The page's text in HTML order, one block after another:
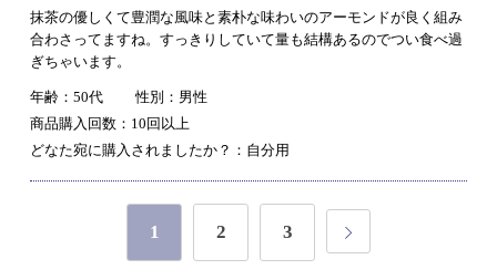
抹茶の優しくて豊潤な風味と素朴な味わいのアーモンドが良く組み
合わさってますね。すっきりしていて量も結構あるのでつい食べ過
ぎちゃいます。
年齢：50代
性別：男性
商品購入回数：10回以上
どなた宛に購入されましたか？：自分用
1 2 3